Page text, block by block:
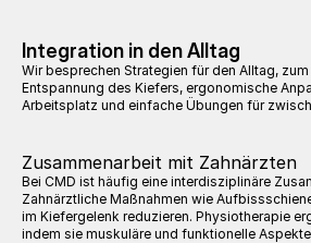
Integration in den Alltag
Wir besprechen Strategien für den Alltag,
Entspannung des Kiefers, ergonomische
Arbeitsplatz und einfache Übungen für
Zusammenarbeit mit Zahnärzten
Bei CMD ist häufig eine interdisziplinäre
Zahnärztliche Maßnahmen wie
im Kiefergelenk reduzieren. Physiotherapie
indem sie muskuläre und funktionelle